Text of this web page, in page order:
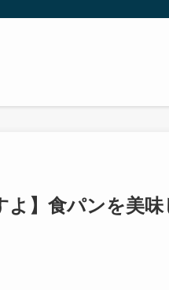
よ】食パンを美味